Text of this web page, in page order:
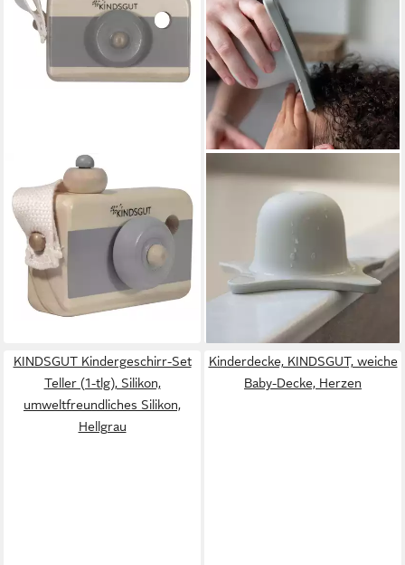
KINDSGUT
Lernspielzeug Holzkamera,
Dunkelgrau
13,99 €
lieferbar - in 2-3 Werktagen bei dir
KINDSGUT
Duschhaube Kindsgut
Duschhilfe, Hellgrau,
Auszeichnung TOP10 Baby &
Kind 2023 Award
17,99 €
lieferbar - in 2-3 Werktagen bei dir
KINDSGUT Kindergeschirr-Set
Teller (1-tlg), Silikon,
umweltfreundliches Silikon,
Hellgrau
Kinderdecke, KINDSGUT, weiche
Baby-Decke, Herzen